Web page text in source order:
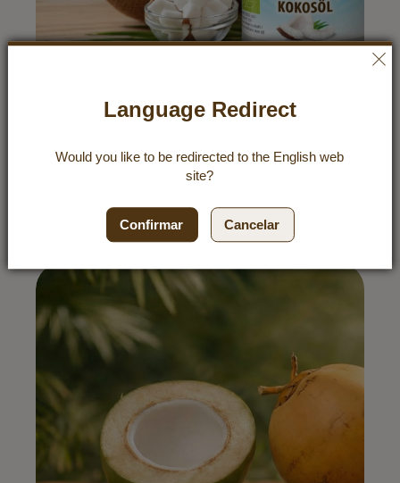
Kokosöl oder Palmöl – welches Produkt ist
Ist Kokosöl oder Palmöl besser? Um dies zu
beantworten, gehen wir auf die Unterschiede ein und
Descubrir recetas
Language Redirect
Would you like to be redirected to the English web
site?
Confirmar Cancelar